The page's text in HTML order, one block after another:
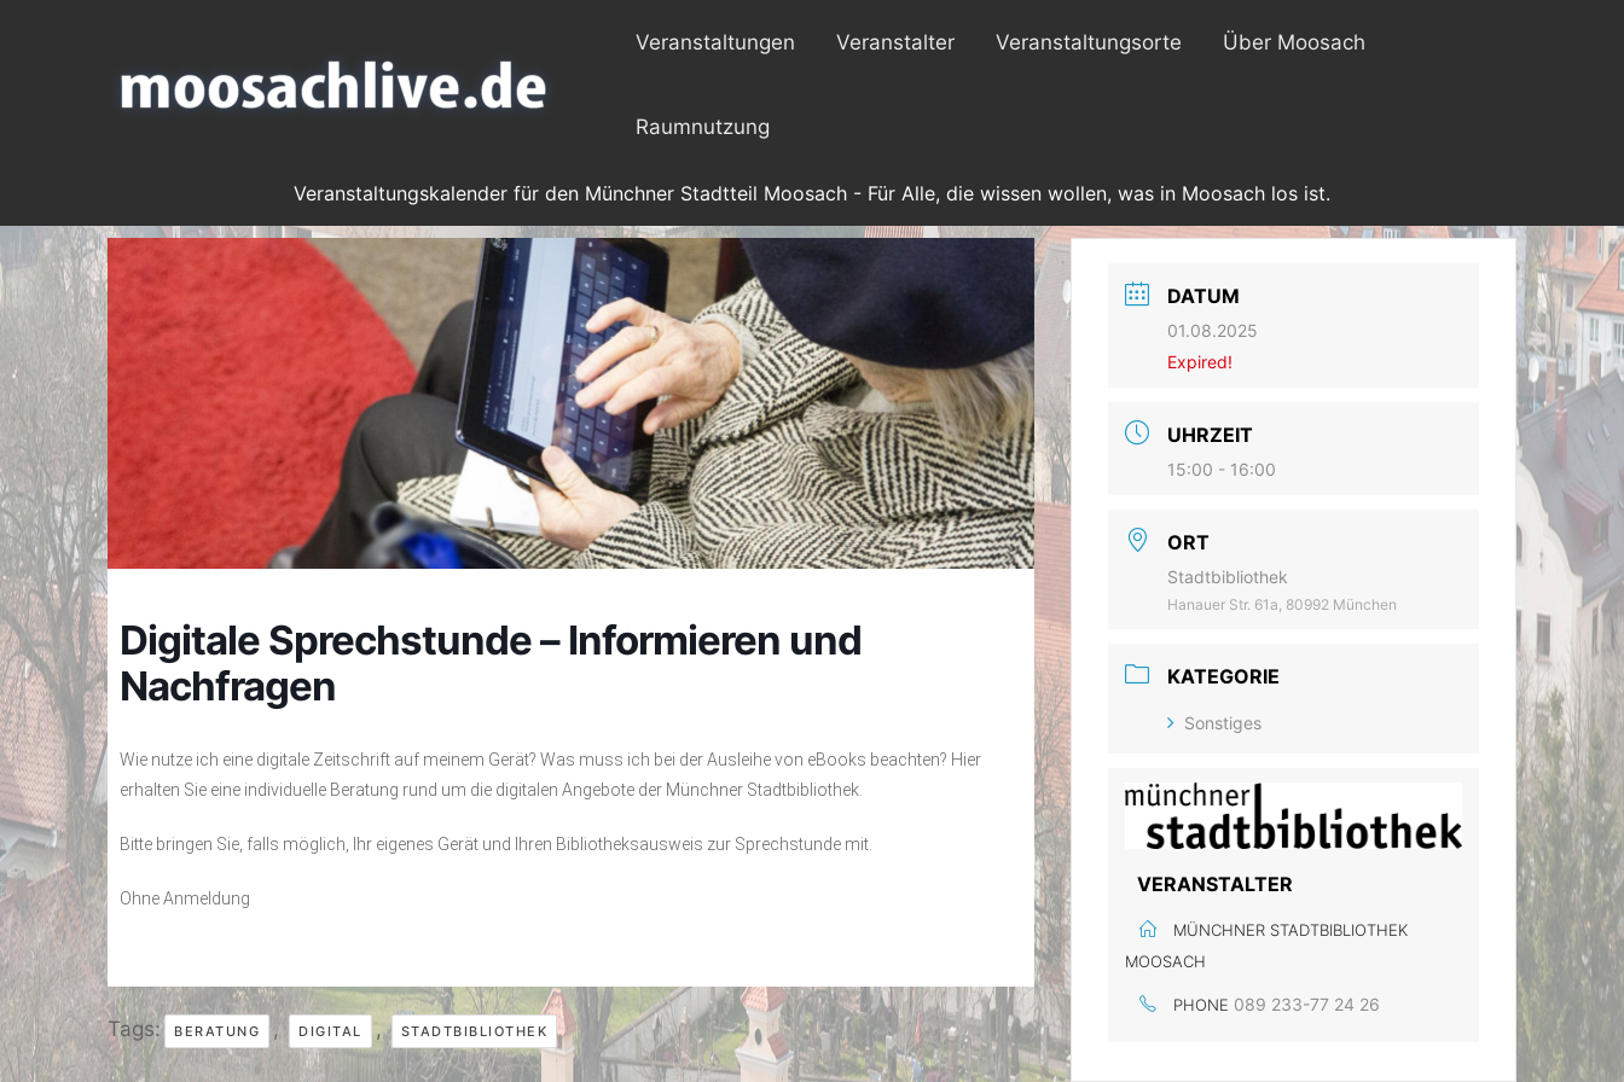
Veranstaltungen Veranstalter Veranstaltungsorte Über Moosach
Raumnutzung
Veranstaltungskalender für den Münchner Stadtteil Moosach - Für Alle, die wissen wollen, was in Moosach los ist.
Digitale Sprechstunde – Informieren und
Nachfragen
Wie nutze ich eine digitale Zeitschrift auf meinem Gerät? Was muss ich bei der Ausleihe von eBooks beachten? Hier
erhalten Sie eine individuelle Beratung rund um die digitalen Angebote der Münchner Stadtbibliothek.
Bitte bringen Sie, falls möglich, Ihr eigenes Gerät und Ihren Bibliotheksausweis zur Sprechstunde mit.
Ohne Anmeldung
Tags: BERATUNG , DIGITAL , STADTBIBLIOTHEK
DATUM
01.08.2025
Expired!
UHRZEIT
15:00 - 16:00
ORT
Stadtbibliothek
Hanauer Str. 61a, 80992 München
KATEGORIE
Sonstiges
VERANSTALTER
MÜNCHNER STADTBIBLIOTHEK
MOOSACH
PHONE 089 233-77 24 26